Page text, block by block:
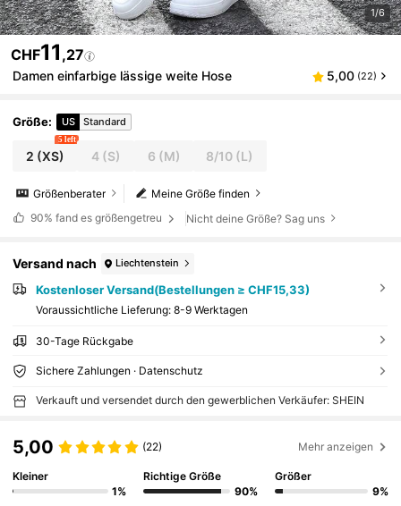
1/6
CHF11 ,27
Damen einfarbige lässige weite Hose 5,00 (22)
Größe: US Standard
2 (XS)
5 left
4(S) 6 (M) 8/10 (L)
Meine Größe finden
Größenberater
90% fand es größengetreu Nicht deine Größe? Sag uns
Versand nach Liechtenstein
Kostenloser Versand(Bestellungen ≥ CHF15,33)
Voraussichtliche Lieferung: 8-9 Werktagen
30-Tage Rückgabe
Sichere Zahlungen · Datenschutz
Verkauft und versendet durch den gewerblichen Verkäufer: SHEIN
5,00 (22) Mehr anzeigen
Kleiner
1%
Richtige Größe
90%
Größer
9%